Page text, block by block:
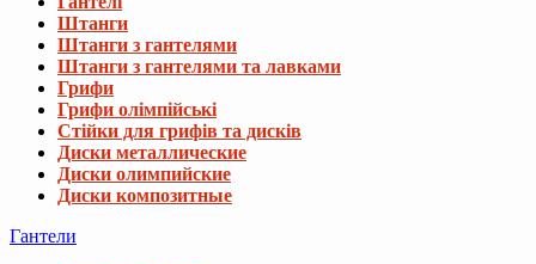
Штанги
Штанги з гантелями
Штанги з гантелями та лавками
Грифи
Грифи олімпійські
Стійки для грифів та дисків
Диски металлические
Диски олимпийские
Диски композитные
Гантели